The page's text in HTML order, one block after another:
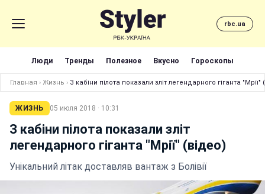
rbc.ua
Люди Тренды Полезное Вкусно Гороскопы
Главная › Жизнь › З кабіни пілота показали зліт легендарного гіганта "Мрії"
ЖИЗНЬ 05 июля 2018 · 10:31
З кабіни пілота показали зліт
легендарного гіганта "Мрії" (відео)
Унікальний літак доставляв вантаж з Болівії